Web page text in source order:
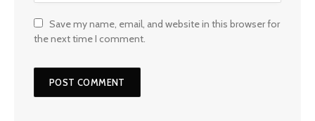
Save my name, email, and website in this browser for
the next time I comment.